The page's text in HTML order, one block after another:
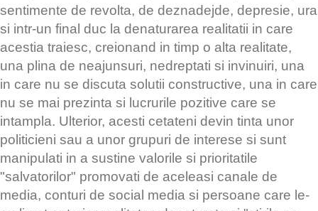
sentimente de revolta, de deznadejde, depresie, ura
si intr-un final duc la denaturarea realitatii in care
acestia traiesc, creionand in timp o alta realitate,
una plina de neajunsuri, nedreptati si invinuiri, una
in care nu se discuta solutii constructive, una in care
nu se mai prezinta si lucrurile pozitive care se
intampla. Ulterior, acesti cetateni devin tinta unor
politicieni sau a unor grupuri de interese si sunt
manipulati in a sustine valorile si prioritatile
"salvatorilor" promovati de aceleasi canale de
media, conturi de social media si persoane care le-